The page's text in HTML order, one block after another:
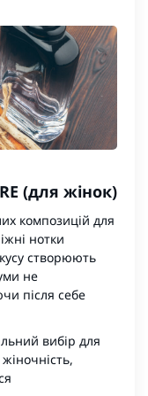
(для жінок)
композицій для
нотки
створюють
не
після себе
вибір для